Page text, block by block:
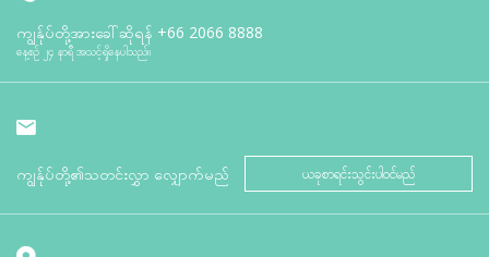
ကျွန်ုပ်တို့အားခေါ်ဆိုရန် +66 2066 8888
နေ့စဉ် ၂၄ နာရီ အသင့်ရှိနေပါသည်။
ကျွန်ုပ်တို့၏သတင်းလွှာ လျှောက်မည် ယခုစာရင်းသွင်းပါဝင်မည်